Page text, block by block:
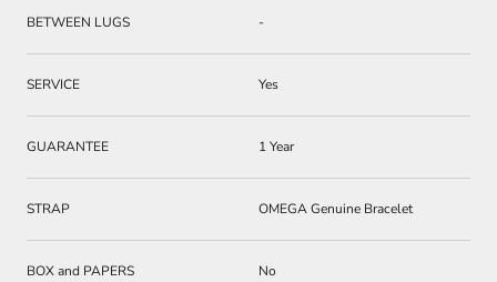
BETWEEN LUGS -
SERVICE Yes
GUARANTEE 1 Year
STRAP OMEGA Genuine Bracelet
BOX and PAPERS No